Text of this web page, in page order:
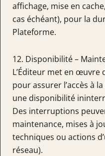
affichage, mise en
cas échéant), pour la
Plateforme.
12. Disponibilité –
L’Éditeur met en œuvre
pour assurer l’accès à
une disponibilité
Des interruptions
maintenance, mises à
techniques ou actions
réseau).